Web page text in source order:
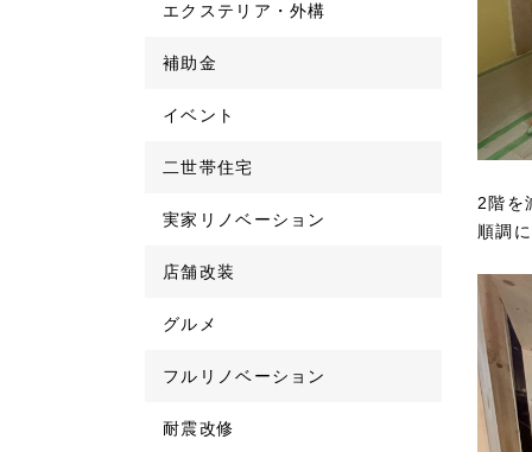
エクステリア・外構
補助金
イベント
二世帯住宅
実家リノベーション
店舗改装
グルメ
フルリノベーション
耐震改修
2階を
順調